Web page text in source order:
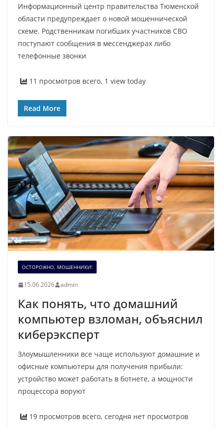
Информационный центр правительства Тюменской
области предупреждает о новой мошеннической
схеме. Родственникам погибших участников СВО
поступают сообщения в мессенджерах либо
телефонные звонки
11 просмотров всего, 1 view today
Read More
ОСТОРОЖНО, МОШЕННИКИ!
15.06.2026 admin
Как понять, что домашний
компьютер взломан, объяснил
киберэксперт
Злоумышленники все чаще используют домашние и
офисные компьютеры для получения прибыли:
устройство может работать в ботнете, а мощности
процессора воруют
19 просмотров всего, сегодня нет просмотров